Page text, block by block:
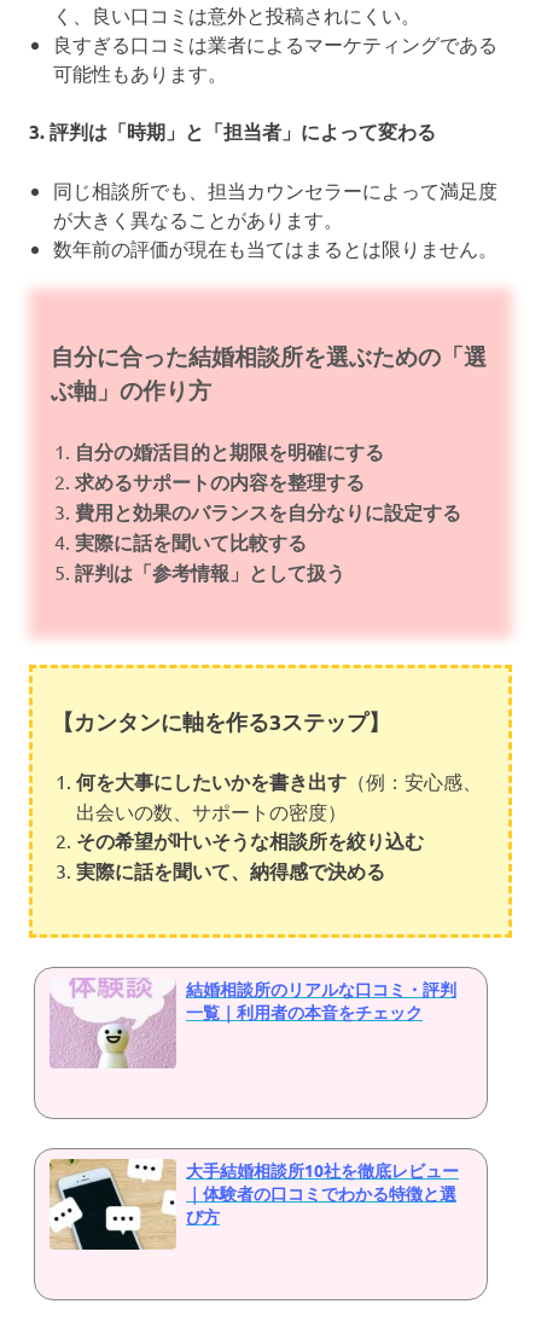
く、良い口コミは意外と投稿されにくい。
良すぎる口コミは業者によるマーケティングである
可能性もあります。
3. 評判は「時期」と「担当者」によって変わる
同じ相談所でも、担当カウンセラーによって満足度
が大きく異なることがあります。
数年前の評価が現在も当てはまるとは限りません。
自分に合った結婚相談所を選ぶための「選
ぶ軸」の作り方
自分の婚活目的と期限を明確にする
求めるサポートの内容を整理する
費用と効果のバランスを自分なりに設定する
実際に話を聞いて比較する
評判は「参考情報」として扱う
【カンタンに軸を作る3ステップ】
何を大事にしたいかを書き出す （例：安心感、
出会いの数、サポートの密度）
その希望が叶いそうな相談所を絞り込む
実際に話を聞いて、納得感で決める
結婚相談所のリアルな口コミ・評判
一覧｜利用者の本音をチェック
大手結婚相談所10社を徹底レビュー
｜体験者の口コミでわかる特徴と選
び方